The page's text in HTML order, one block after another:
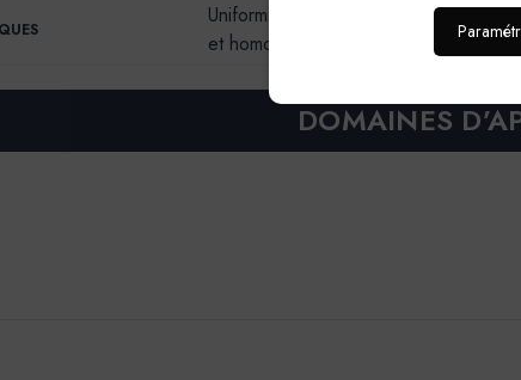
Uniformise la teinte et atténue les
et homogène. Rendu visuel naturel,
DOMAINES